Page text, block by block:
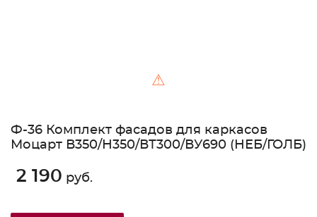
⚠
Ф-36 Комплект фасадов для каркасов
Моцарт В350/Н350/ВТ300/ВУ690 (НЕБ/ГОЛБ)
2 190 руб.